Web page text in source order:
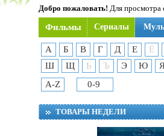
Добро пожаловать! Для просмотра
Фильмы Сериалы
А Б В Г Д Е
Ё
Ш
Щ Ь Ъ Э Ю
A-Z
0-9
ТОВАРЫ НЕДЕЛИ